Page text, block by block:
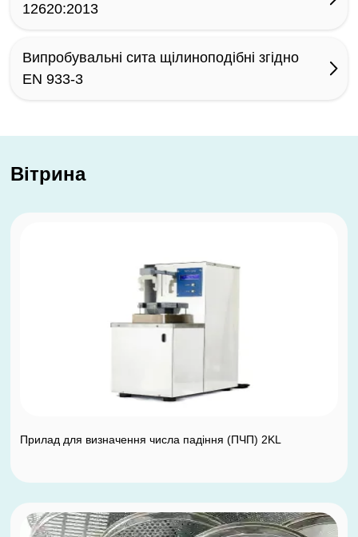
12620:2013
Випробувальні сита щілиноподібні згідно
EN 933-3
Вітрина
Прилад для визначення числа падіння (ПЧП) 2KL